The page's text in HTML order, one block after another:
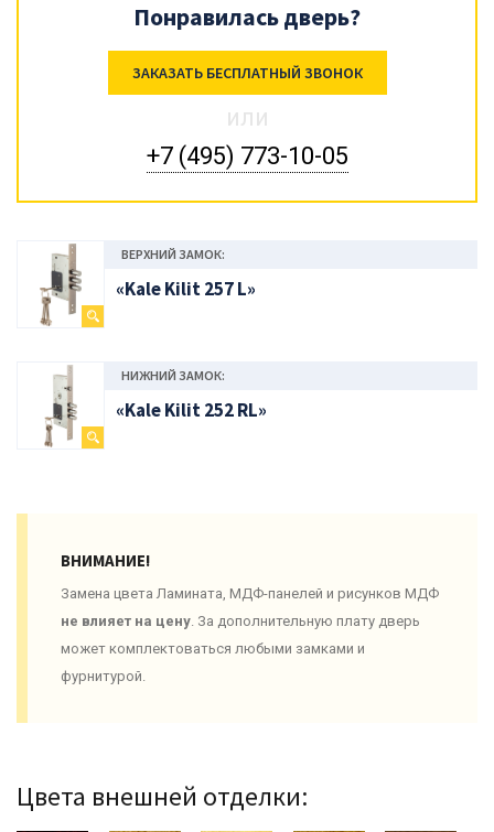
Понравилась дверь?
ЗАКАЗАТЬ БЕСПЛАТНЫЙ ЗВОНОК
или
+7 (495) 773-10-05
ВЕРХНИЙ ЗАМОК:
«Kale Kilit 257 L»
НИЖНИЙ ЗАМОК:
«Kale Kilit 252 RL»
ВНИМАНИЕ!
Замена цвета Ламината, МДФ-панелей и рисунков МДФ
не влияет на цену. За дополнительную плату дверь
может комплектоваться любыми замками и
фурнитурой.
Цвета внешней отделки: